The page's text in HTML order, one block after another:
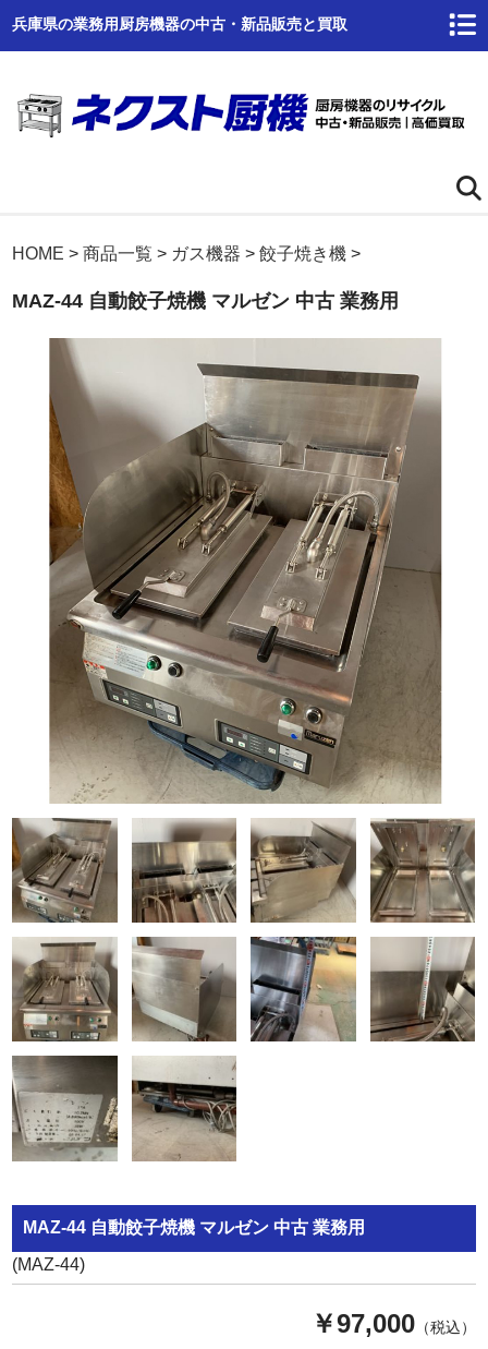
兵庫県の業務用厨房機器の中古・新品販売と買取
ホーム
ネクスト厨機とは
商品一覧
高価買取
商品倉庫
Q&A
事業案内
ブログ
お問い合わせ
HOME >商品一覧 > ガス機器 >餃子焼き機 >
MAZ-44 自動餃子焼機 マルゼン 中古 業務用
MAZ-44 自動餃子焼機 マルゼン 中古 業務用
(MAZ-44)
￥97,000（税込）